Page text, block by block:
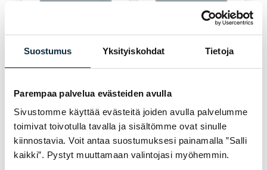
Suostumus Yksityiskohdat Tietoja
Parempaa palvelua evästeiden avulla
Sivustomme käyttää evästeitä joiden avulla palvelumme
toimivat toivotulla tavalla ja sisältömme ovat sinulle
kiinnostavia. Voit antaa suostumuksesi painamalla ”Salli
kaikki”. Pystyt muuttamaan valintojasi myöhemmin.
Lasten Sade
50cm
225,00 €
Alkuperäinen hinta oli: 225,00 €.
Nykyinen hinta on: 112,50 €.
Loppu
Lue lisää
50cm load unit
Alkuperäinen hinta oli:
84,50
Nykyinen hinta on:
Loppu